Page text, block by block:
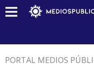
PORTAL MEDIOS